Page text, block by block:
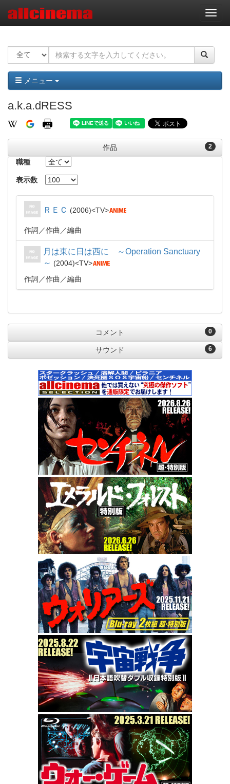
ナ
ビ
ー
ョ
ン
メニュー
a.k.a.dRESS
2
作品
職種
表示数
ＲＥＣ 2006 TV
作詞 作曲 編曲
月は東に日は西に ～Operation Sanctuary
～
2004
TV
作詞
作曲 編曲
0
コメント
6
サウンド